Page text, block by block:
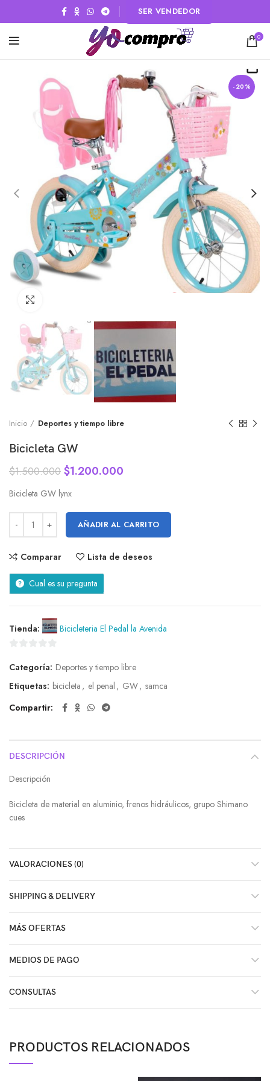
SER VENDEDOR
0
-20%
Inicio Deportes y tiempo libre
Bicicleta GW
$1.500.000 $1.200.000
Bicicleta GW lynx
AÑADIR AL CARRITO
Comparar Lista de deseos
Cual es su pregunta
Tienda: Bicicleteria El Pedal la Avenida
de
5
Categoría: Deportes y tiempo libre
Etiquetas: bicicleta , el penal , GW, samca
Compartir
DESCRIPCIÓN
Descripción
Bicicleta de material en aluminio, frenos hidráulicos, grupo Shimano
cues
VALORACIONES (0)
SHIPPING & DELIVERY
MÁS OFERTAS
MEDIOS DE PAGO
CONSULTAS
PRODUCTOS RELACIONADOS